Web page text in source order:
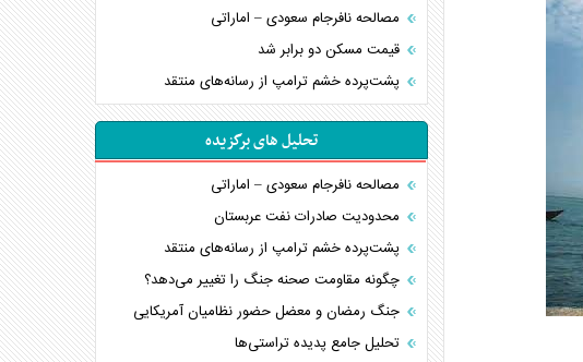
مصالحه نافرجام سعودی – اماراتی
قیمت مسکن دو برابر شد
پشت‌پرده خشم ترامپ از رسانه‌های منتقد
تحلیل های برگزیده
مصالحه نافرجام سعودی – اماراتی
محدودیت صادرات نفت عربستان
پشت‌پرده خشم ترامپ از رسانه‌های منتقد
چگونه مقاومت صحنه جنگ را تغییر می‌دهد؟
جنگ رمضان و معضل حضور نظامیان آمریکایی
تحلیل جامع پدیده تراستی‌ها